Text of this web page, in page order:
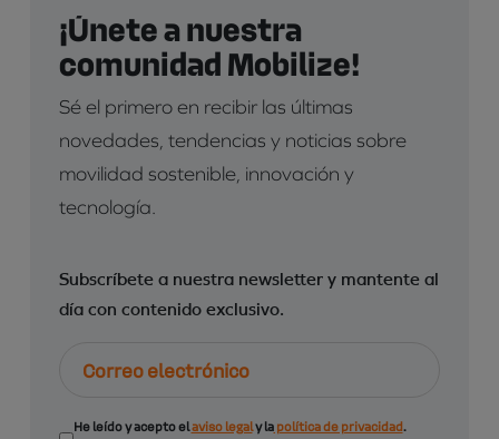
¡Únete a nuestra
comunidad Mobilize!
Sé el primero en recibir las últimas
novedades, tendencias y noticias sobre
movilidad sostenible, innovación y
tecnología.
Subscríbete a nuestra newsletter y mantente al
día con contenido exclusivo.
Consentimiento
He leído y acepto elaviso legaly lapolítica de privacidad.